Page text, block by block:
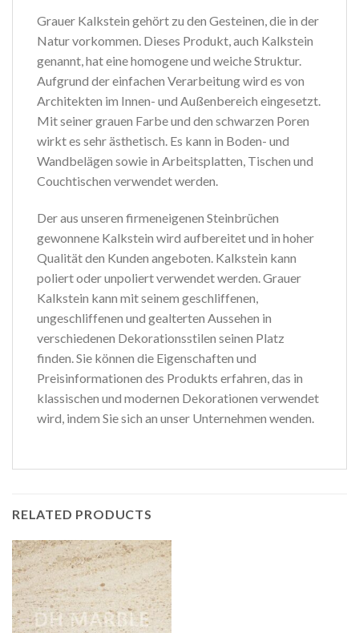
Grauer Kalkstein gehört zu den Gesteinen, die in der
Natur vorkommen. Dieses Produkt, auch Kalkstein
genannt, hat eine homogene und weiche Struktur.
Aufgrund der einfachen Verarbeitung wird es von
Architekten im Innen- und Außenbereich eingesetzt.
Mit seiner grauen Farbe und den schwarzen Poren
wirkt es sehr ästhetisch. Es kann in Boden- und
Wandbelägen sowie in Arbeitsplatten, Tischen und
Couchtischen verwendet werden.
Der aus unseren firmeneigenen Steinbrüchen
gewonnene Kalkstein wird aufbereitet und in hoher
Qualität den Kunden angeboten. Kalkstein kann
poliert oder unpoliert verwendet werden. Grauer
Kalkstein kann mit seinem geschliffenen,
ungeschliffenen und gealterten Aussehen in
verschiedenen Dekorationsstilen seinen Platz
finden. Sie können die Eigenschaften und
Preisinformationen des Produkts erfahren, das in
klassischen und modernen Dekorationen verwendet
wird, indem Sie sich an unser Unternehmen wenden.
RELATED PRODUCTS